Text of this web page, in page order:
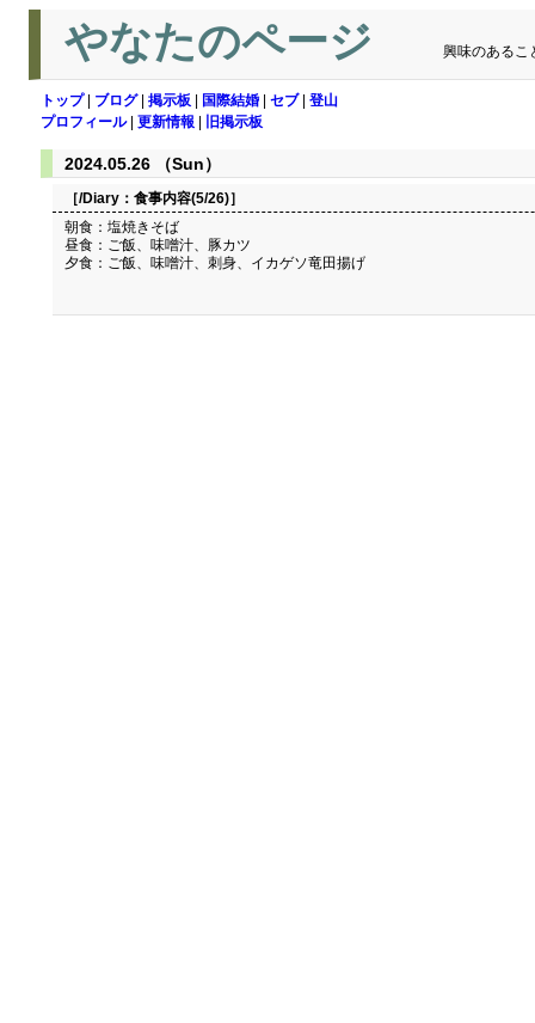
やなたのページ 興味のあるこ
トップ| ブログ| 掲示板 国際結婚 セブ| 登山
プロフィール| 更新情報 旧掲示板
2024.05.26 （Sun）
［/Diary： 食事内容(5/26)］
朝食：塩焼きそば
昼食：ご飯、味噌汁、豚カツ
夕食：ご飯、味噌汁、刺身、イカゲソ竜田揚げ